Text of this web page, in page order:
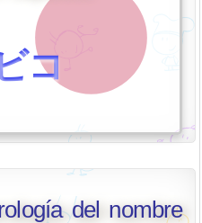
コ
del nombre